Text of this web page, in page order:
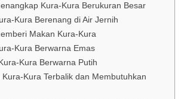
Kura-Kura Berukuran Besar
Kura Berenang di Air Jernih
Makan Kura-Kura
Kura Berwarna Emas
Kura Berwarna Putih
Kura-Kura Terbalik dan Membutuhkan